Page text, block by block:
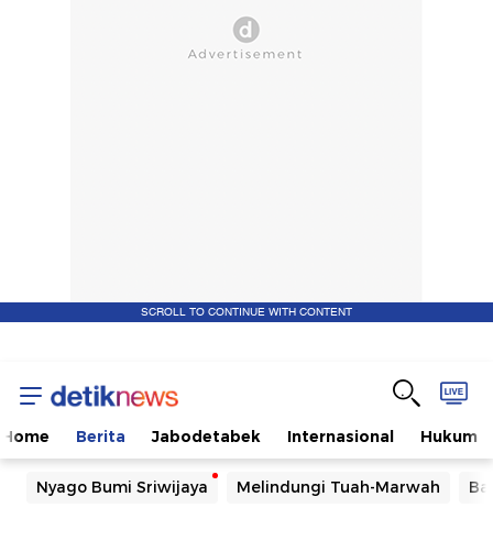
SCROLL TO CONTINUE WITH CONTENT
Home Berita Jabodetabek Internasional Hukum
Nyago Bumi Sriwijaya Melindungi Tuah-Marwah